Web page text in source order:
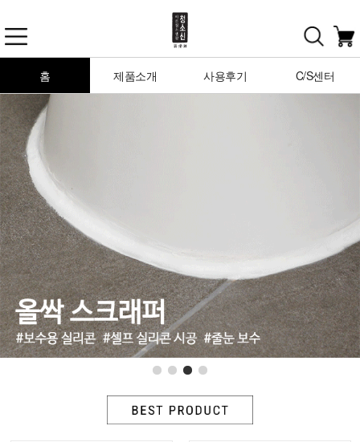
홈 제품소개 사용후기 C/S센터